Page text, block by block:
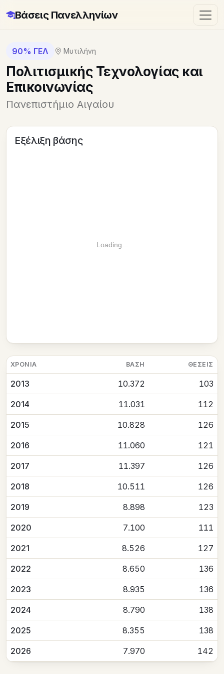
Βάσεις Πανελληνίων
90% ΓΕΛ Μυτιλήνη
Πολιτισμικής Τεχνολογίας και
Επικοινωνίας
Πανεπιστήμιο Αιγαίου
Εξέλιξη βάσης
Loading...
ΧΡΟΝΙΆ ΒΆΣΗ ΘΈΣΕΙΣ
2013 10.372 103
2014 11.031 112
2015 10.828 126
2016 11.060 121
2017 11.397 126
2018 10.511 126
2019 8.898 123
2020 7.100 111
2021 8.526 127
2022 8.650 136
2023 8.935 136
2024 8.790 138
2025 8.355 138
2026 7.970 142